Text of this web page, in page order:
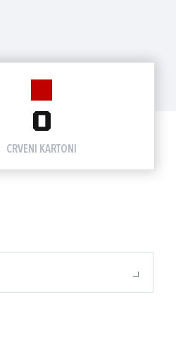
0
CRVENI KARTONI